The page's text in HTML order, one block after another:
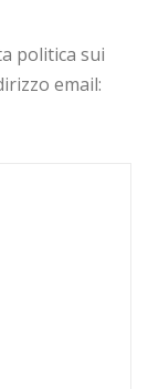
politica sui
email: